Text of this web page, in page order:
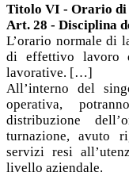
Titolo VI - Orario di
Art. 28 - Disciplina
L’orario normale di
di effettivo lavoro
lavorative. […]
All’interno del
operativa,
distribuzione
turnazione, avuto
servizi resi
livello aziendale.